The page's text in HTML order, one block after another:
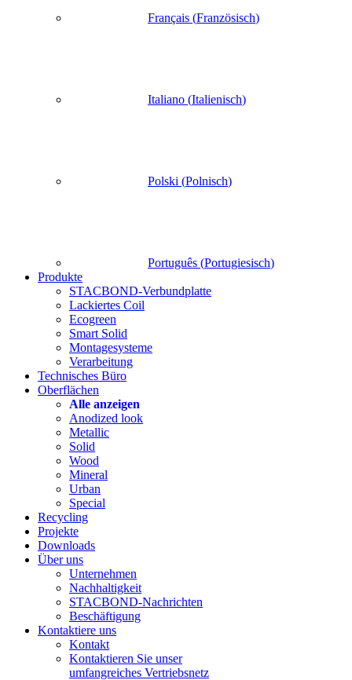
Français (Französisch)
Italiano (Italienisch)
Polski (Polnisch)
Português (Portugiesisch)
Produkte
STACBOND-Verbundplatte
Lackiertes Coil
Ecogreen
Smart Solid
Montagesysteme
Verarbeitung
Technisches Büro
Oberflächen
Alle anzeigen
Anodized look
Metallic
Solid
Wood
Mineral
Urban
Special
Recycling
Projekte
Downloads
Über uns
Unternehmen
Nachhaltigkeit
STACBOND-Nachrichten
Beschäftigung
Kontaktiere uns
Kontakt
Kontaktieren Sie unser
umfangreiches Vertriebsnetz